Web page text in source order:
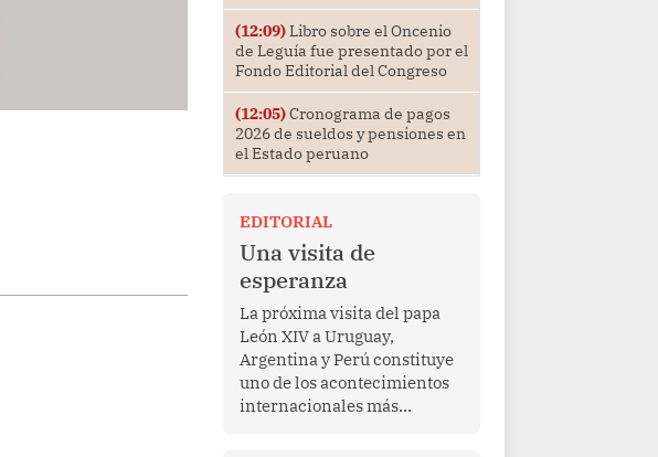
(12:09)Libro sobre el Oncenio
de Leguía fue presentado por el
Fondo Editorial del Congreso
(12:05)Cronograma de pagos
2026 de sueldos y pensiones en
el Estado peruano
EDITORIAL
Una visita de
esperanza
La próxima visita del papa
León XIV a Uruguay,
Argentina y Perú constituye
uno de los acontecimientos
internacionales más